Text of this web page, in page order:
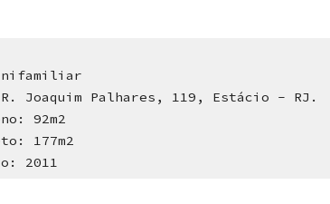
Joaquim Palhares, 119, Estácio - RJ.
92m2
177m2
2011